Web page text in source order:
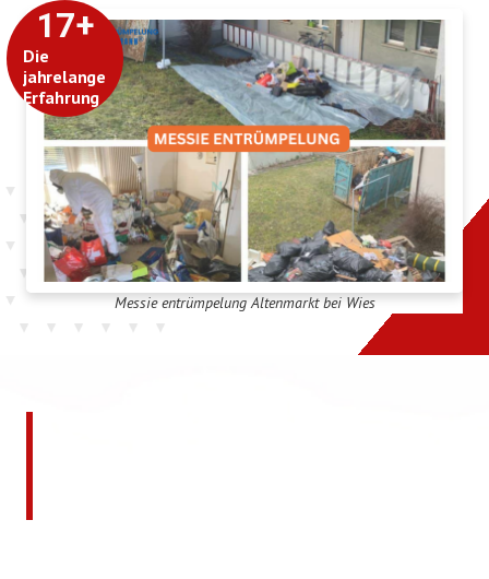
Die
jahrelange
Erfahrung
17+
Messie entrümpelung Altenmarkt bei Wies